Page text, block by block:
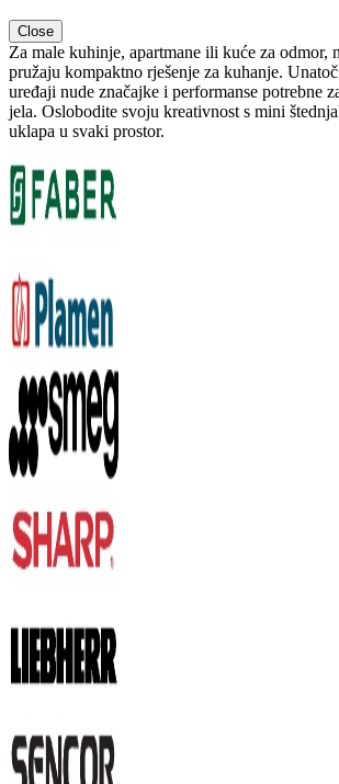
Close
Za male kuhinje, apartmane ili kuće za odmor,
pružaju kompaktno rješenje za kuhanje.
uređaji nude značajke i performanse potrebne
jela. Oslobodite svoju kreativnost s mini
uklapa u svaki prostor.